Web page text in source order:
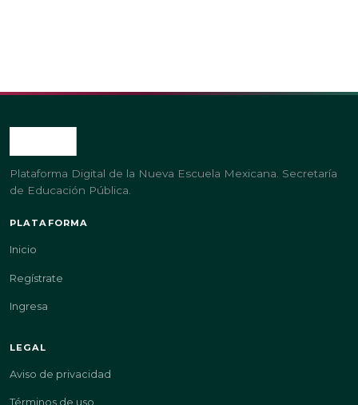
Plataforma Digital de la Nueva Escuela Mexicana. Secretaría
de Educación Pública.
PLATAFORMA
Inicio
Regístrate
Ingresa
LEGAL
Aviso de privacidad
Términos de uso